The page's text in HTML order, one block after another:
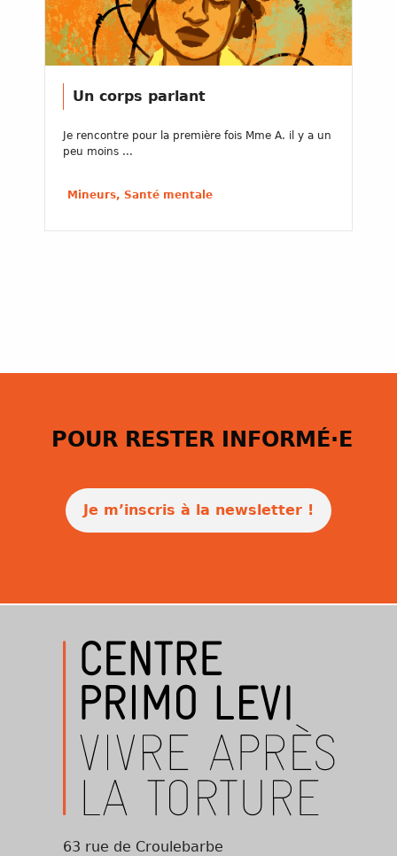
Un corps parlant
Je rencontre pour la première fois Mme A. il y a un
peu moins ...
Mineurs, Santé mentale
POUR RESTER INFORMÉ·E
Je m’inscris à la newsletter !
63 rue de Croulebarbe